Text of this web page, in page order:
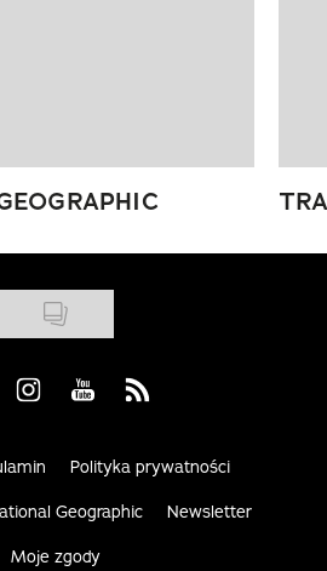
on Facebook
Visit us on Instagram
Visit us on Youtube
Visit us on Rss
Polityka prywatności
Geographic Newsletter
Moje zgody